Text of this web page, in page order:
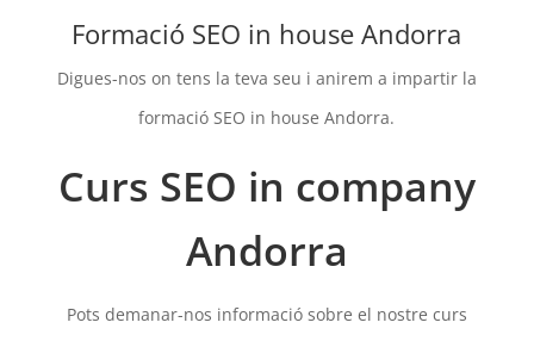
Formació SEO in house Andorra
Digues-nos on tens la teva seu i anirem a impartir la
formació SEO in house Andorra.
Curs SEO in company
Andorra
Pots demanar-nos informació sobre el nostre curs